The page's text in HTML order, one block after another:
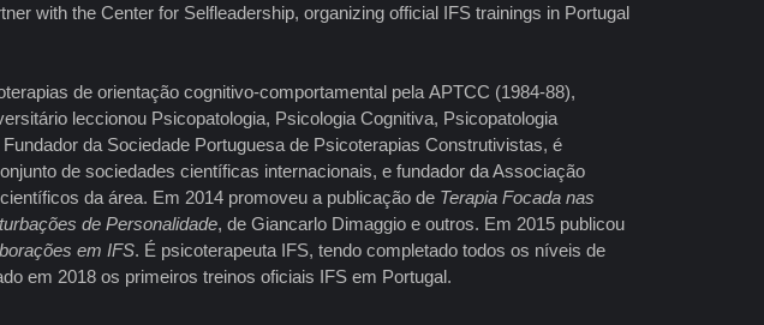
with the Center for Selfleadership, organizing official IFS trainings in Portugal
de orientação cognitivo-comportamental pela APTCC (1984-88),
leccionou Psicopatologia, Psicologia Cognitiva, Psicopatologia
da Sociedade Portuguesa de Psicoterapias Construtivistas, é
de sociedades científicas internacionais, e fundador da Associação
da área. Em 2014 promoveu a publicação de Terapia Focada nas
de Personalidade, de Giancarlo Dimaggio e outros. Em 2015 publicou
em IFS. É psicoterapeuta IFS, tendo completado todos os níveis de
em 2018 os primeiros treinos oficiais IFS em Portugal.